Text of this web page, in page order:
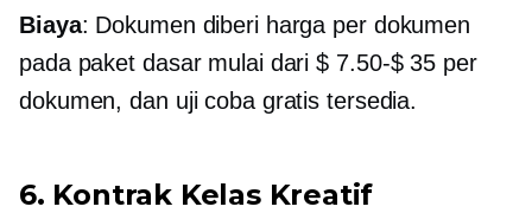
Biaya: Dokumen diberi harga per dokumen
pada paket dasar mulai dari$ 7.50-$ 35 per
dokumen, dan uji coba gratis tersedia.
6. Kontrak Kelas Kreatif